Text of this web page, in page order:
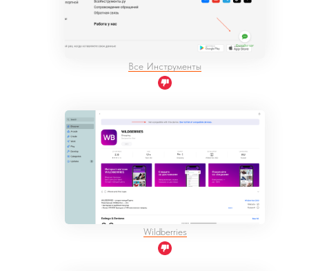
Все Инструменты
Wildberries